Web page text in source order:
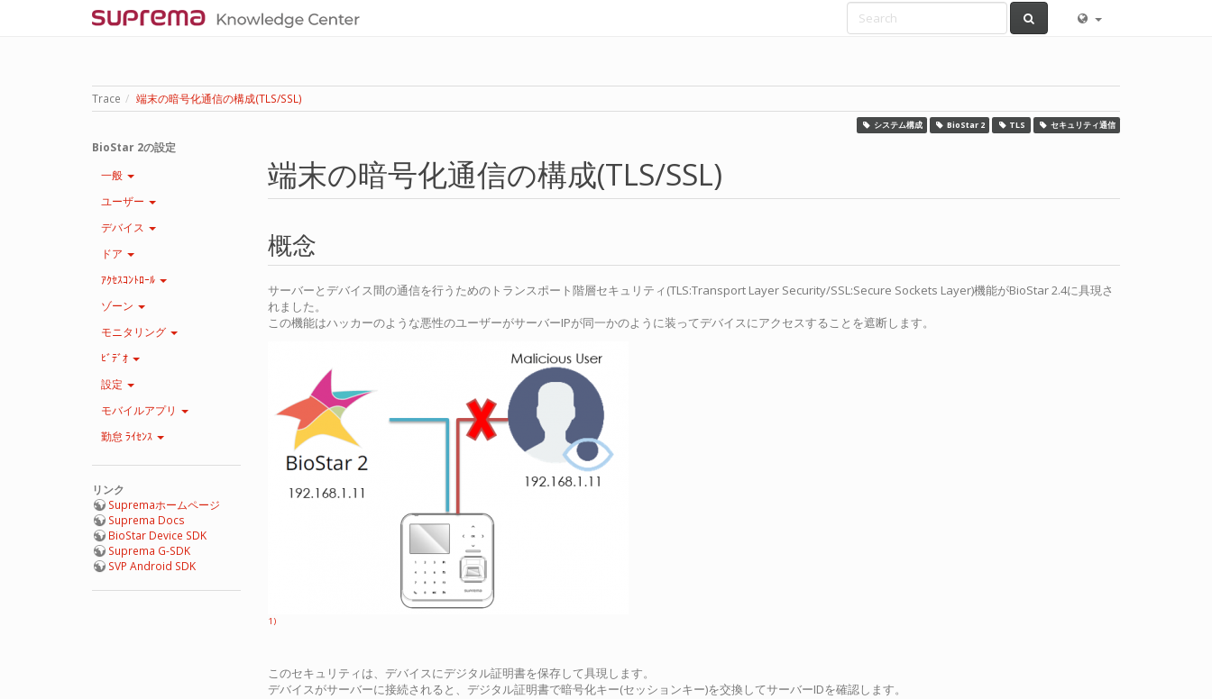
Trace 端末の暗号化通信の構成(TLS/SSL)
システム構成 BioStar 2 TLS セキュリティ通信
BioStar 2の設定
一般
ユーザー
デバイス
ドア
ｱｸｾｽｺﾝﾄﾛｰﾙ
ゾーン
モニタリング
ﾋﾞﾃﾞｵ
設定
モバイルアプリ
勤怠 ﾗｲｾﾝｽ
リンク
Supremaホームページ
Suprema Docs
BioStar Device SDK
Suprema G-SDK
SVP Android SDK
端末の暗号化通信の構成(TLS/SSL)
概念
サーバーとデバイス間の通信を行うためのトランスポート階層セキュリティ(TLS:Transport Layer Security/SSL:Secure Sockets Layer)機能がBioStar 2.4に具現さ
れました。
この機能はハッカーのような悪性のユーザーがサーバーIPが同一かのように装ってデバイスにアクセスすることを遮断します。
1)
このセキュリティは、デバイスにデジタル証明書を保存して具現します。
デバイスがサーバーに接続されると、デジタル証明書で暗号化キー(セッションキー)を交換してサーバーIDを確認します。